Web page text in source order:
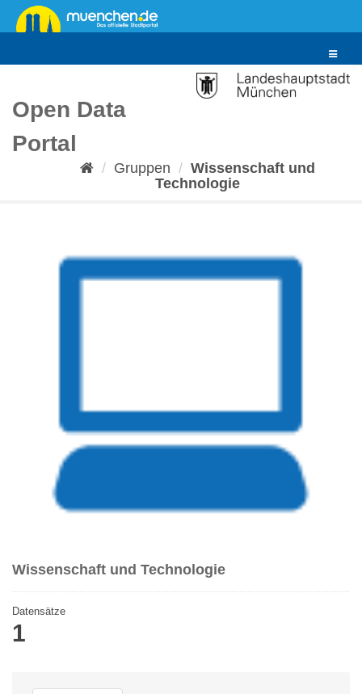
Überspringen
zum
Toggle
Open Data
Portal
Gruppen
Wissenschaft und
Technologie
Wissenschaft und Technologie
Datensätze
1